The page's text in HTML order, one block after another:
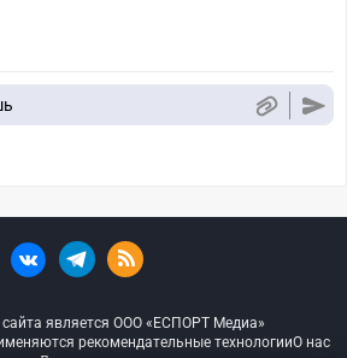
является ООО «ЕСПОРТ Медиа»
рекомендательные технологииО нас